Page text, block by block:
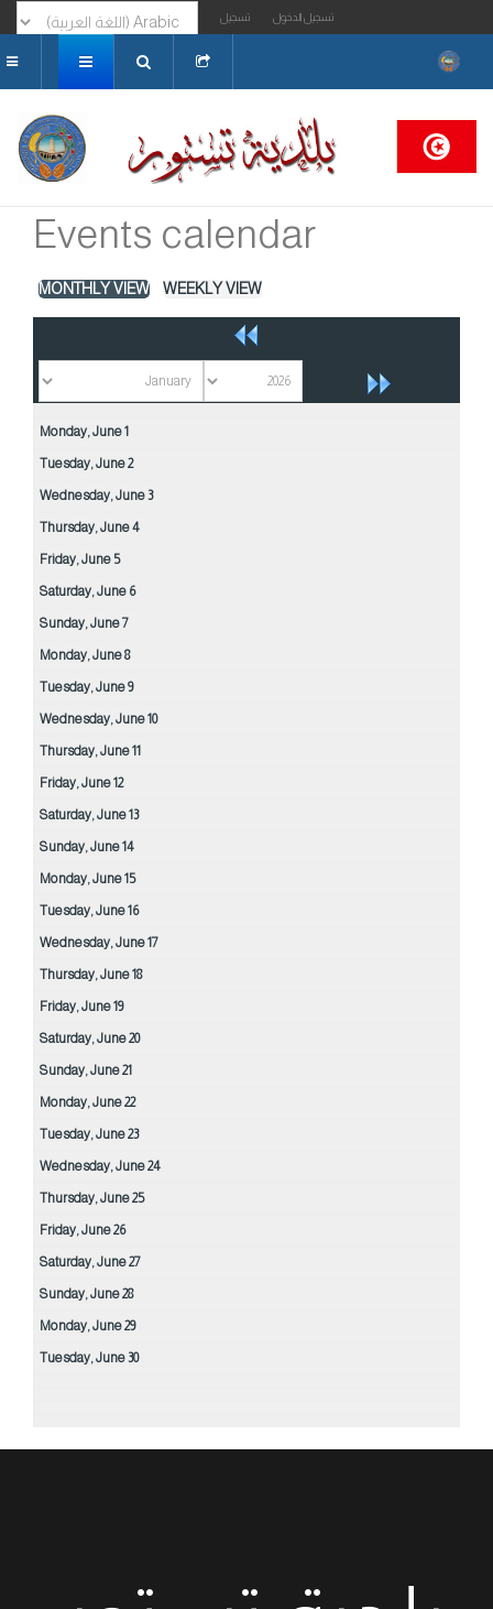
تسجيل الدخول تسجيل
البحث...
Events calendar
MONTHLY VIEW WEEKLY VIEW
Monday,June1
Tuesday,June2
Wednesday,June3
Thursday,June4
Friday,June 5
Saturday,June 6
Sunday,June7
Monday,June8
Tuesday,June9
Wednesday,June10
Thursday,June11
Friday,June12
Saturday,June13
Sunday,June14
Monday,June15
Tuesday,June16
Wednesday,June17
Thursday,June18
Friday,June19
Saturday,June20
Sunday,June21
Monday,June22
Tuesday,June23
Wednesday,June24
Thursday,June25
Friday,June26
Saturday,June27
Sunday,June28
Monday,June29
Tuesday,June30